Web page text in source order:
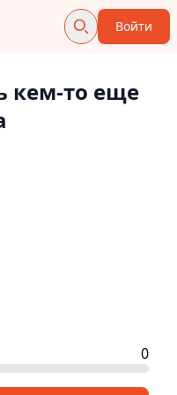
Войти
кем-то еще
0